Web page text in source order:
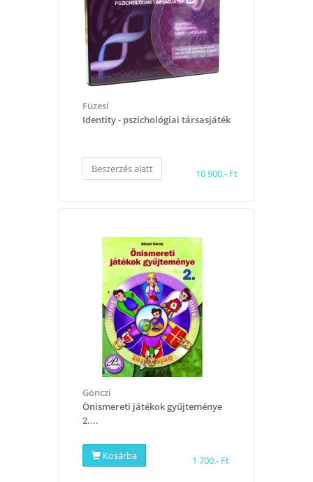
Füzesi
Identity - pszichológiai társasjáték
Beszerzés alatt 10 900.- Ft
Gönczi
​Önismereti játékok gyűjteménye
2....
Kosárba 1 700.- Ft